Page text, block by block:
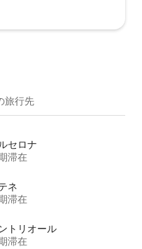
旅行先
セロナ
滞在
ネ
滞在
トリオール
滞在